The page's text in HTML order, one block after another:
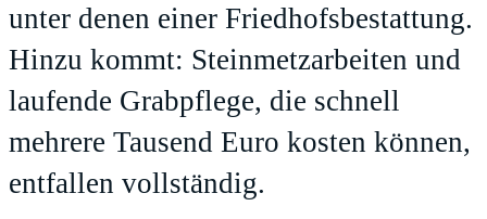
unter denen einer Friedhofsbestattung.
Hinzu kommt: Steinmetzarbeiten und
laufende Grabpflege, die schnell
mehrere Tausend Euro kosten können,
entfallen vollständig.